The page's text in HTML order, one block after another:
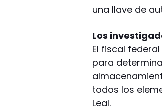
una llave de
Los
El fiscal
para
todos los
Leal.